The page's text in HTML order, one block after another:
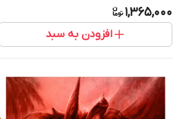
1,365,000
افزودن به سبد